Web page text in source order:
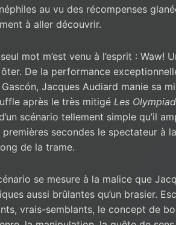
au vu des récompenses
à aller découvrir.
mot m’est venu à l’esprit : Waw!
De la performance
Jacques Audiard manie sa
après le très mitigé Les
scénario tellement simple qu’il
secondes le spectateur à
de la trame.
se mesure à la malice que
aussi brûlantes qu’un brasier.
vrais-semblants, le concept de